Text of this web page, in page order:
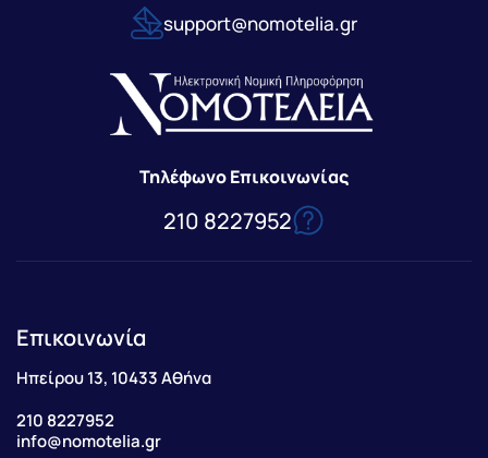
support@nomotelia.gr
Τηλέφωνο Επικοινωνίας
210 8227952
Επικοινωνία
Ηπείρου 13, 10433 Αθήνα
210 8227952
info@nomotelia.gr